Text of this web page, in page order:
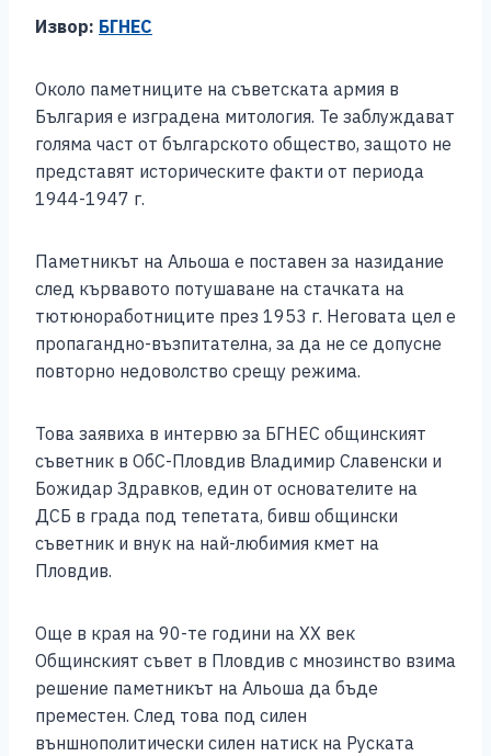
c
e
b
o
o
k
ss
e
n
g
er
er s
A
p
p
l y
Li
n
k
Извор: БГНЕС
Около паметниците на съветската армия в
България е изградена митология. Те заблуждават
голяма част от българското общество, защото не
представят историческите факти от периода
1944-1947 г.
Паметникът на Альоша е поставен за назидание
след кървавото потушаване на стачката на
тютюноработниците през 1953 г. Неговата цел е
пропагандно-възпитателна, за да не се допусне
повторно недоволство срещу режима.
Това заявиха в интервю за БГНЕС общинският
съветник в ОбС-Пловдив Владимир Славенски и
Божидар Здравков, един от основателите на
ДСБ в града под тепетата, бивш общински
съветник и внук на най-любимия кмет на
Пловдив.
Още в края на 90-те години на ХХ век
Общинският съвет в Пловдив с мнозинство взима
решение паметникът на Альоша да бъде
преместен. След това под силен
външнополитически силен натиск на Руската